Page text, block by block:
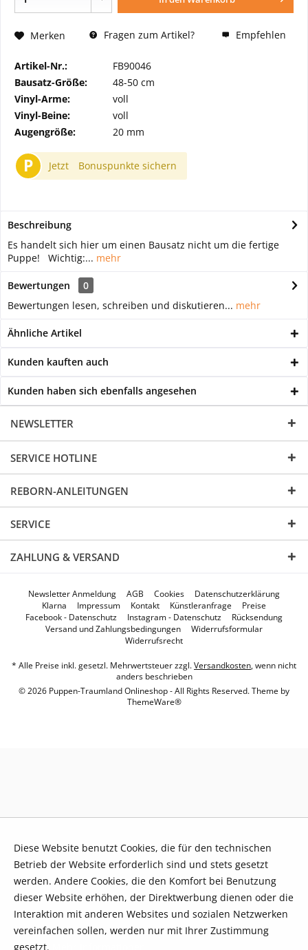
Merken Fragen zum Artikel? Empfehlen
Artikel-Nr.:
FB90046
Bausatz-Größe:
48-50 cm
Vinyl-Arme:
voll
Vinyl-Beine:
voll
Augengröße:
20 mm
P Jetzt Bonuspunkte sichern
Beschreibung
Es handelt sich hier um einen Bausatz nicht um die fertige
Puppe! Wichtig:... mehr
Bewertungen
0
Bewertungen lesen, schreiben und diskutieren... mehr
Ähnliche Artikel
Kunden kauften auch
Kunden haben sich ebenfalls angesehen
NEWSLETTER
SERVICE HOTLINE
REBORN-ANLEITUNGEN
SERVICE
ZAHLUNG & VERSAND
Newsletter Anmeldung AGB Cookies
Datenschutzerklärung
Klarna
Impressum Kontakt Künstleranfrage
Preise
Facebook - Datenschutz
Instagram - Datenschutz
Rücksendung
Versand und Zahlungsbedingungen
Widerrufsformular
Widerrufsrecht
* Alle Preise inkl. gesetzl. Mehrwertsteuer zzgl.Versandkosten, wenn nicht
anders beschrieben
© 2026 Puppen-Traumland Onlineshop - All Rights Reserved. Theme by
ThemeWare®
Diese Website benutzt Cookies, die für den technischen
Betrieb der Website erforderlich sind und stets gesetzt
werden. Andere Cookies, die den Komfort bei Benutzung
dieser Website erhöhen, der Direktwerbung dienen oder die
Interaktion mit anderen Websites und sozialen Netzwerken
vereinfachen sollen, werden nur mit Ihrer Zustimmung
gesetzt.